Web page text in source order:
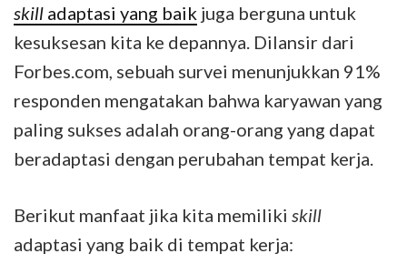
skill adaptasi yang baik juga berguna untuk
kesuksesan kita ke depannya. Dilansir dari
Forbes.com, sebuah survei menunjukkan 91%
responden mengatakan bahwa karyawan yang
paling sukses adalah orang-orang yang dapat
beradaptasi dengan perubahan tempat kerja.
Berikut manfaat jika kita memiliki skill
adaptasi yang baik di tempat kerja: